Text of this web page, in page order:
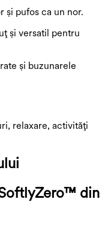
și pufos ca un nor.
și versatil pentru
și buzunarele
relaxare, activități
din